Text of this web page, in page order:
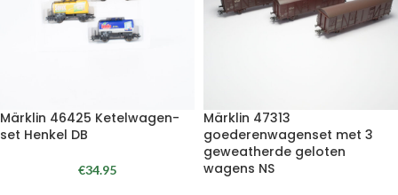
Märklin 46425 Ketelwagen-
set Henkel DB
€34.95
Märklin 47313
goederenwagenset met 3
geweatherde geloten
wagens NS